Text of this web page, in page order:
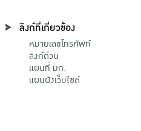
ลิงก์ที่เกี่ยวข้อง
หมายเลขโทรศัพท์
ลิงก์ด่วน
แผนที่ มก.
แผนผังเว็บไซต์